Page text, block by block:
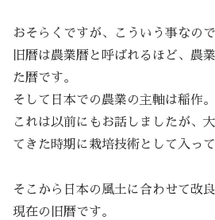
おそらくですが、こういう事なの
旧暦は農業暦と呼ばれるほど、農
た暦です。
そして日本での農業の主軸は稲作。
これは以前にもお話しましたが、
てきた時期に栽培技術として入っ
そこから日本の風土に合わせて改
現在の旧暦です。